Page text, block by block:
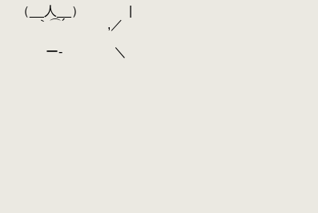
__） |
,／ 無事に1570年
‐ ＼